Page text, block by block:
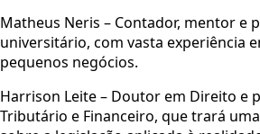
Matheus Neris – Contador, mentor e
universitário, com vasta experiência
pequenos negócios.
Harrison Leite – Doutor em Direito e
Tributário e Financeiro, que trará